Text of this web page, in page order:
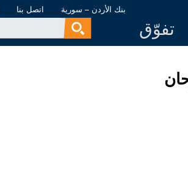
اتصل بنا بنك الأردن – سورية
تفوّق